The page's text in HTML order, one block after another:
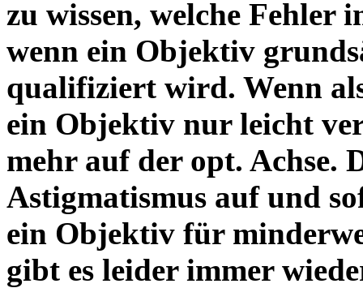
zu wissen, welche Fehler
wenn ein Objektiv
qualifiziert wird. Wenn
ein Objektiv nur leicht
mehr auf der opt. Achse.
Astigmatismus auf und
ein Objektiv für
gibt es leider immer